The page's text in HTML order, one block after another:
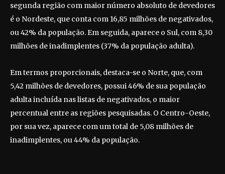
segunda região com maior número absoluto de devedores
é o Nordeste, que conta com 16,85 milhões de negativados,
ou 42% da população. Em seguida, aparece o Sul, com 8,30
milhões de inadimplentes (37% da população adulta).
Em termos proporcionais, destaca-se o Norte, que, com
5,42 milhões de devedores, possui 46% de sua população
adulta incluída nas listas de negativados, o maior
percentual entre as regiões pesquisadas. O Centro-Oeste,
por sua vez, aparece com um total de 5,08 milhões de
inadimplentes, ou 44% da população.